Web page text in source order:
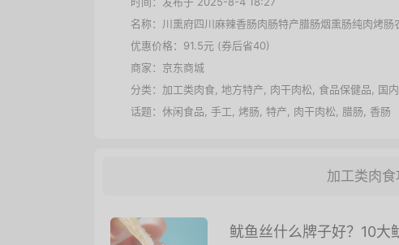
名称： 川熏府四川麻辣香肠肉肠特产腊肠烟熏肠纯肉烤
优惠价格： 91.5元 (券后省40)
商家： 京东商城
分类： 加工类肉食 地方特产 肉干肉松 食品保健品
国
话题： 休闲食品 手工 烤肠 特产 肉干肉松 腊肠 香肠
加工类肉
鱿鱼丝什么牌子好？10大